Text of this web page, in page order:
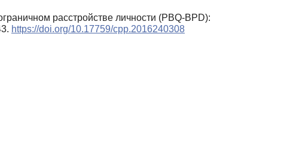
расстройстве личности (PBQ-BPD):
https://doi.org/10.17759/cpp.2016240308